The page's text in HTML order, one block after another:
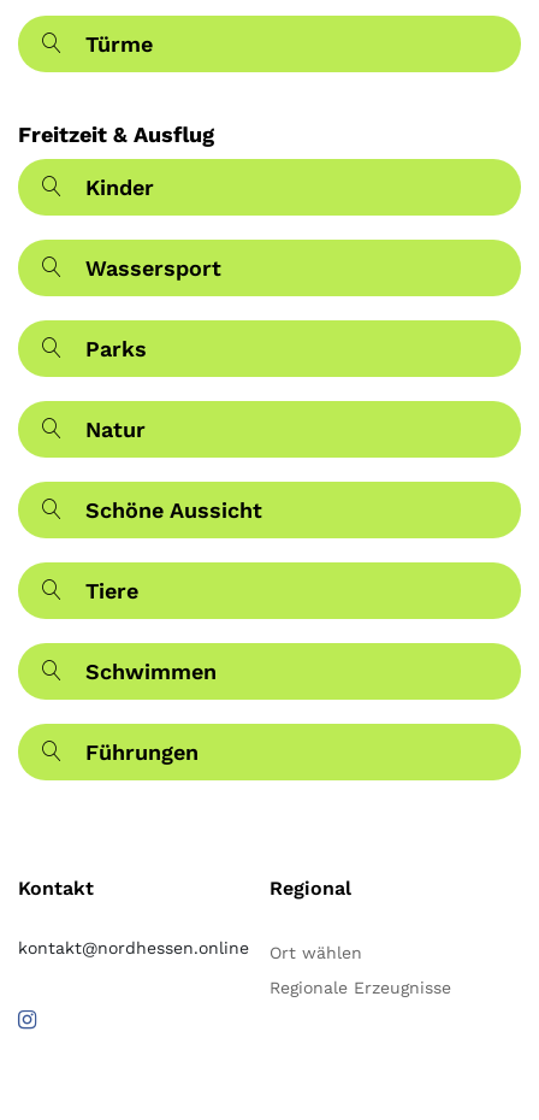
Türme
Freitzeit & Ausflug
Kinder
Wassersport
Parks
Natur
Schöne Aussicht
Tiere
Schwimmen
Führungen
Kontakt
kontakt@nordhessen.online
Regional
Ort wählen
Regionale Erzeugnisse